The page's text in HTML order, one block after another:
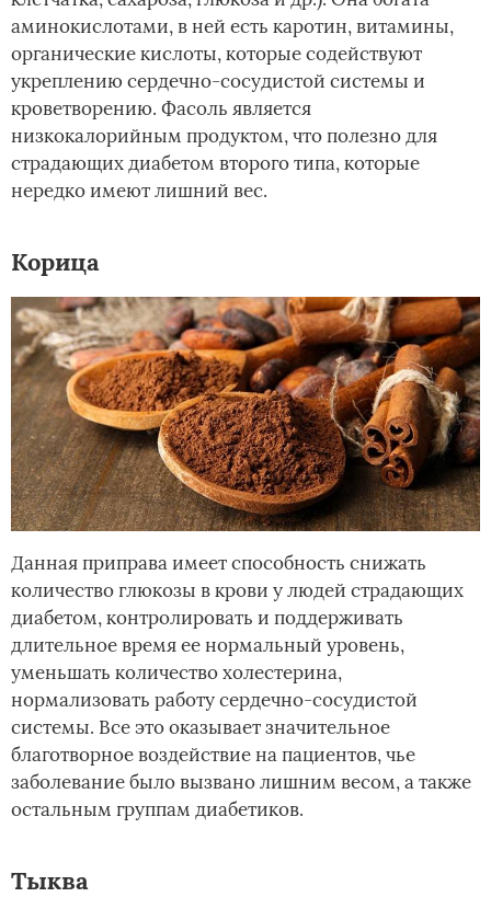
аминокислотами, в ней есть каротин, витамины,
органические кислоты, которые содействуют
укреплению сердечно-сосудистой системы и
кроветворению. Фасоль является
низкокалорийным продуктом, что полезно для
страдающих диабетом второго типа, которые
нередко имеют лишний вес.
Корица
Данная приправа имеет способность снижать
количество глюкозы в крови у людей страдающих
диабетом, контролировать и поддерживать
длительное время ее нормальный уровень,
уменьшать количество холестерина,
нормализовать работу сердечно-сосудистой
системы. Все это оказывает значительное
благотворное воздействие на пациентов, чье
заболевание было вызвано лишним весом, а также
остальным группам диабетиков.
Тыква